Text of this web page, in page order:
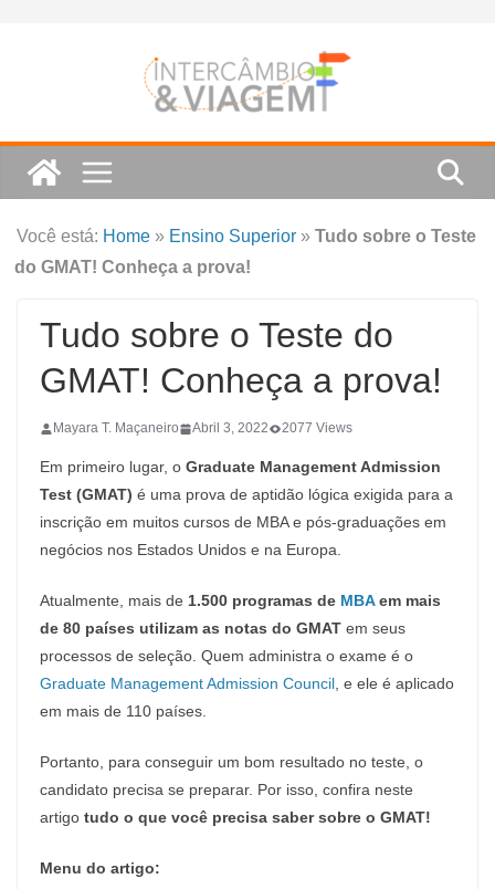
Você está: Home » Ensino Superior »Tudo sobre o Teste
do GMAT! Conheça a prova!
Tudo sobre o Teste do
GMAT! Conheça a prova!
Mayara T. Maçaneiro Abril 3, 2022 2077 Views
Em primeiro lugar, o Graduate Management Admission
Test (GMAT) é uma prova de aptidão lógica exigida para a
inscrição em muitos cursos de MBA e pós-graduações em
negócios nos Estados Unidos e na Europa.
Atualmente, mais de 1.500 programas de MBAem mais
de 80 países utilizam as notas do GMAT em seus
processos de seleção. Quem administra o exame é o
Graduate Management Admission Council , e ele é aplicado
em mais de 110 países.
Portanto, para conseguir um bom resultado no teste, o
candidato precisa se preparar. Por isso, confira neste
artigo tudo o que você precisa saber sobre o GMAT!
Menu do artigo: